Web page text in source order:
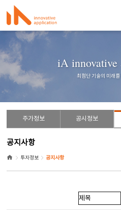
iA innovative
최첨단 기술의 미래
주가정보 공시정보
공지사항
투자정보 공지사항